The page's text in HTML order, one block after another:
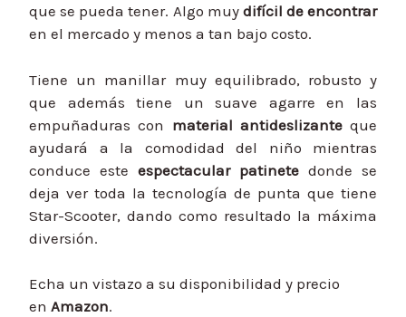
que se pueda tener. Algo muy difícil de encontrar
en el mercado y menos a tan bajo costo.
Tiene un manillar muy equilibrado, robusto y
que además tiene un suave agarre en las
empuñaduras con material antideslizanteque
ayudará a la comodidad del niño mientras
conduce este espectacular patinete donde se
deja ver toda la tecnología de punta que tiene
Star-Scooter, dando como resultado la máxima
diversión.
Echa un vistazo a su disponibilidad y precio
en Amazon.